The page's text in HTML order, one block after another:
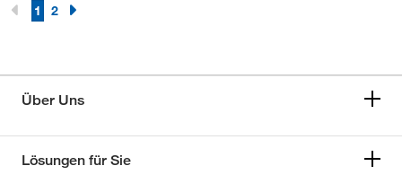
1 2
Über Uns
Lösungen für Sie